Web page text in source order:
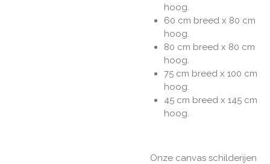
hoog.
60 cm breed x 80 cm
hoog.
80 cm breed x 80 cm
hoog.
75 cm breed x 100 cm
hoog.
45 cm breed x 145 cm
hoog.
Onze canvas schilderijen